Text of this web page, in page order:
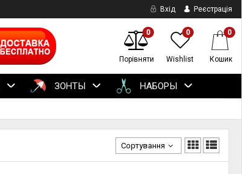
Вхід Реєстрація
0
Порівняти
0
Wishlist
0
Кошик
ЗОНТЫ НАБОРЫ
Сортування